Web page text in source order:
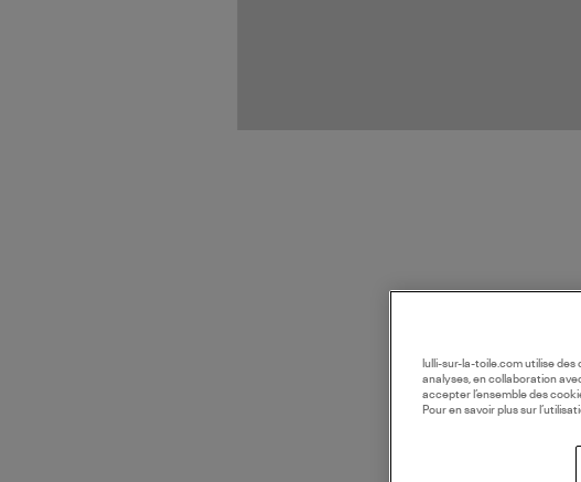
lulli-sur-la-toile.com utilise
analyses, en collaboration
accepter l’ensemble des
Pour en savoir plus sur